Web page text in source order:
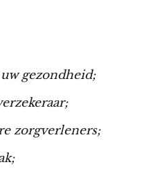
gezondheid;
zorgverleners;